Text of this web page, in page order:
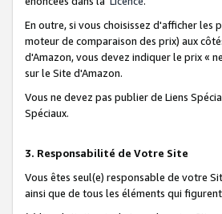
En outre, si vous choisissez d'afficher
moteur de comparaison des prix) aux
d'Amazon, vous devez indiquer le prix «
sur le Site d'Amazon.
Vous ne devez pas publier de Liens
Spéciaux.
3. Responsabilité de Votre Site
Vous êtes seul(e) responsable de votre
ainsi que de tous les éléments qui